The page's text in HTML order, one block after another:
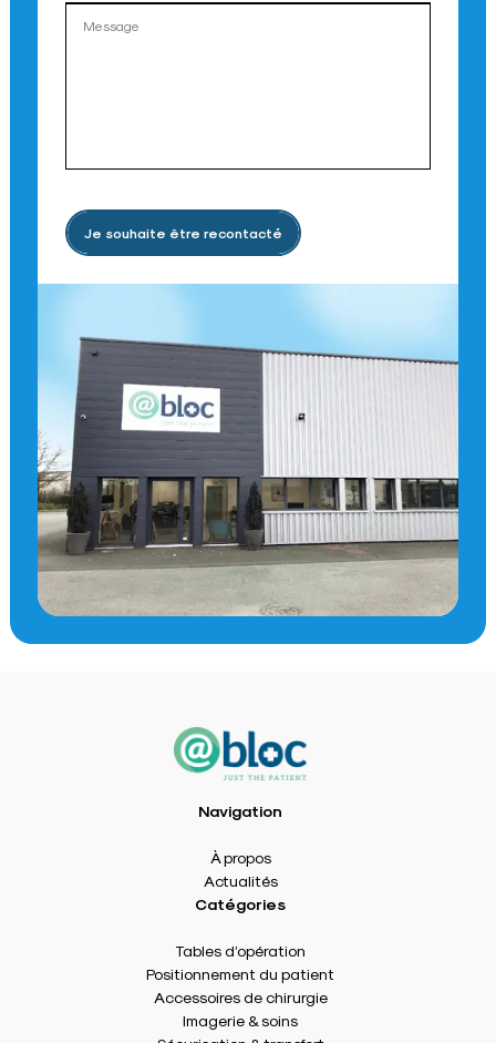
Je souhaite être recontacté
Navigation
À propos
Actualités
Catégories
Tables d’opération
Positionnement du patient
Accessoires de chirurgie
Imagerie & soins